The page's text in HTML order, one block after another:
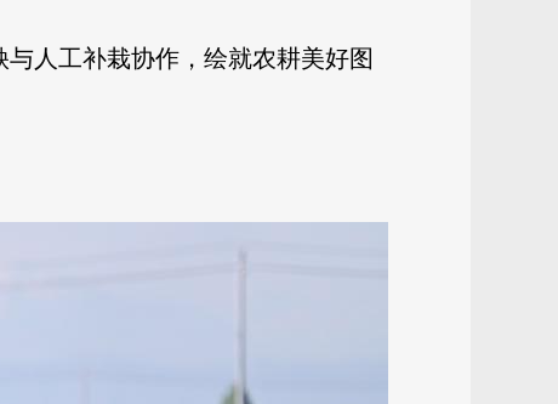
人工补栽协作，绘就农耕美好图